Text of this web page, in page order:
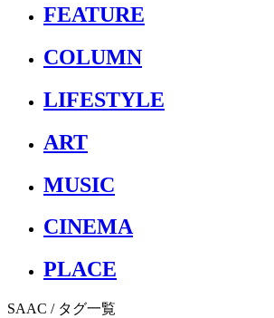
FEATURE
COLUMN
LIFESTYLE
ART
MUSIC
CINEMA
PLACE
SAAC / タグ一覧